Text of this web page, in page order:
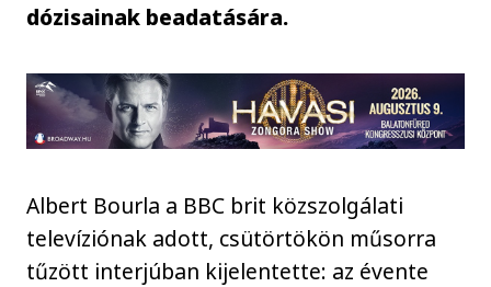
dózisainak beadatására.
Albert Bourla a BBC brit közszolgálati
televíziónak adott, csütörtökön műsorra
tűzött interjúban kijelentette: az évente